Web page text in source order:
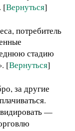
[Вернуться]
потребитель
стадию
[Вернуться]
за другие
—